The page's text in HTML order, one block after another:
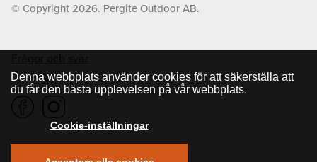
Denna webbplats använder cookies för att säkerställa att
du får den bästa upplevelsen på vår webbplats.
Cookie-inställningar
© Copyright 2026. Pergite Outdoor AB.
Cookies